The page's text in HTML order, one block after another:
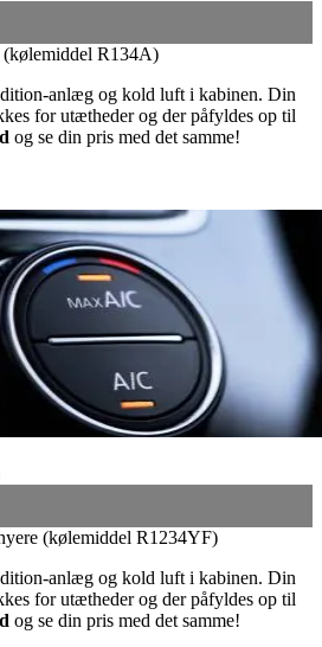
R134A)
anlæg og kold luft i kabinen. Din
for utætheder og der påfyldes op til
og se din pris med det samme!
(kølemiddel R1234YF)
anlæg og kold luft i kabinen. Din
for utætheder og der påfyldes op til
og se din pris med det samme!